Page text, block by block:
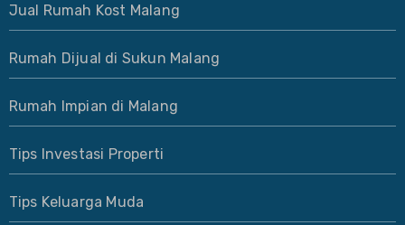
Jual Rumah Kost Malang
Rumah Dijual di Sukun Malang
Rumah Impian di Malang
Tips Investasi Properti
Tips Keluarga Muda